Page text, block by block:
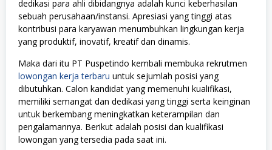
dedikasi para ahli dibidangnya adalah kunci keberhasilan
sebuah perusahaan/instansi. Apresiasi yang tinggi atas
kontribusi para karyawan menumbuhkan lingkungan kerja
yang produktif, inovatif, kreatif dan dinamis.
Maka dari itu PT Puspetindo kembali membuka rekrutmen
lowongan kerja terbaru untuk sejumlah posisi yang
dibutuhkan. Calon kandidat yang memenuhi kualifikasi,
memiliki semangat dan dedikasi yang tinggi serta keinginan
untuk berkembang meningkatkan keterampilan dan
pengalamannya. Berikut adalah posisi dan kualifikasi
lowongan yang tersedia pada saat ini.